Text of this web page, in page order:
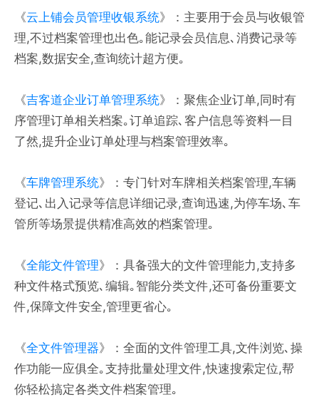
《云上铺会员管理收银系统》：主要用于会员与收银管
理,不过档案管理也出色｡能记录会员信息､消费记录等
档案,数据安全,查询统计超方便｡
《吉客道企业订单管理系统》：聚焦企业订单,同时有
序管理订单相关档案｡订单追踪､客户信息等资料一目
了然,提升企业订单处理与档案管理效率｡
《车牌管理系统》：专门针对车牌相关档案管理,车辆
登记､出入记录等信息详细记录,查询迅速,为停车场､车
管所等场景提供精准高效的档案管理｡
《全能文件管理》：具备强大的文件管理能力,支持多
种文件格式预览､编辑｡智能分类文件,还可备份重要文
件,保障文件安全,管理更省心｡
《全文件管理器》：全面的文件管理工具,文件浏览､操
作功能一应俱全｡支持批量处理文件,快速搜索定位,帮
你轻松搞定各类文件档案管理｡